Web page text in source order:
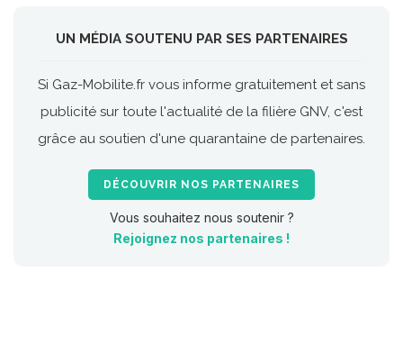
UN MÉDIA SOUTENU PAR SES PARTENAIRES
Si Gaz-Mobilite.fr vous informe gratuitement et sans
publicité sur toute l'actualité de la filière GNV, c'est
grâce au soutien d'une quarantaine de partenaires.
DÉCOUVRIR NOS PARTENAIRES
Vous souhaitez nous soutenir ?
Rejoignez nos partenaires !